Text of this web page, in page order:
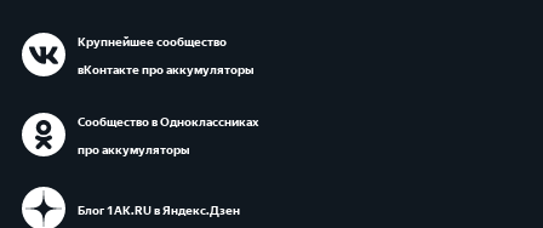
Крупнейшее сообщество
вКонтакте про аккумуляторы
Сообщество в Одноклассниках
про аккумуляторы
Блог 1АК.RU в Яндекс.Дзен